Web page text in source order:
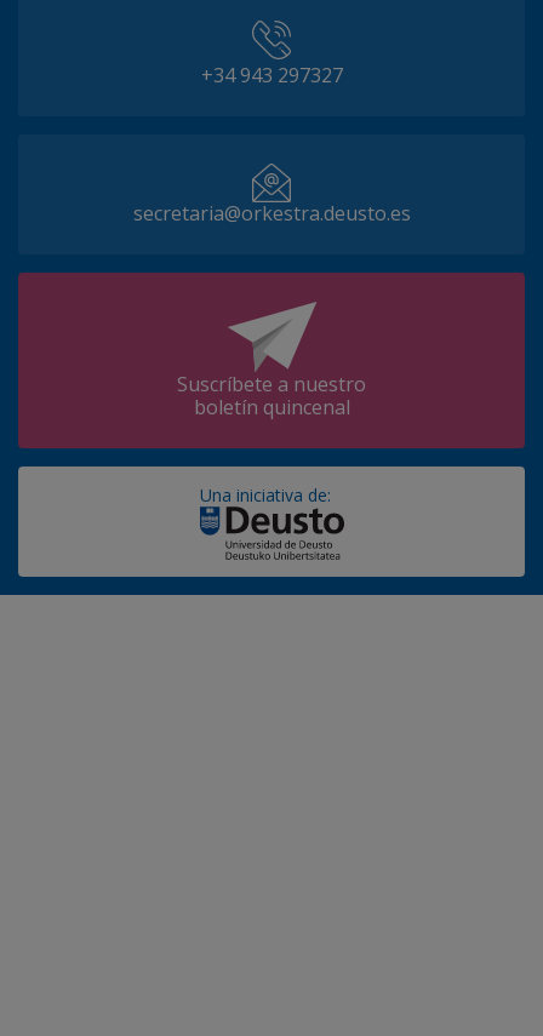
+34 943 297327
secretaria@orkestra.deusto.es
Suscríbete a nuestro
boletín quincenal
Una iniciativa de: